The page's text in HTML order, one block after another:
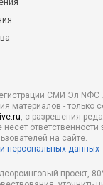
СМИ Эл NФС
материалов - только
, с разрешения
ответственности
на сайте.
персональных данных
проект,